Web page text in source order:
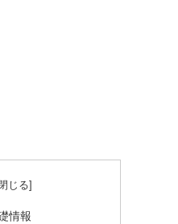
情報